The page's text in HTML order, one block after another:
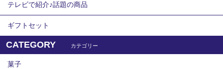
テレビで紹介♪話題の商品
ギフトセット
CATEGORY カテゴリー
菓子